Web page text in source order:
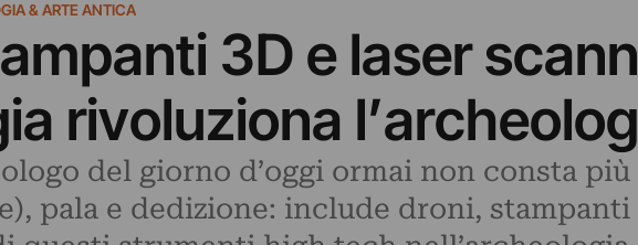
& ARTE ANTICA
3D e laser
rivoluziona
del giorno d’oggi ormai non consta
pala e dedizione: include droni, stampanti